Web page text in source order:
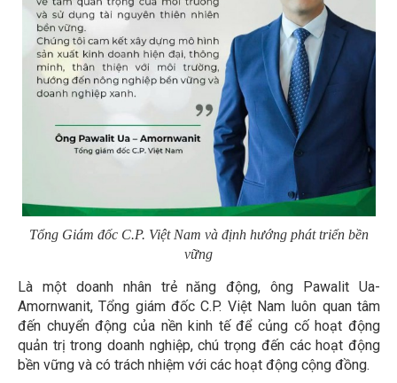
Tổng Giám đốc C.P. Việt Nam và định hướng phát triển bền
vững
Là một doanh nhân trẻ năng động, ông Pawalit Ua-
Amornwanit, Tổng giám đốc C.P. Việt Nam luôn quan tâm
đến chuyển động của nền kinh tế để củng cố hoạt động
quản trị trong doanh nghiệp, chú trọng đến các hoạt động
bền vững và có trách nhiệm với các hoạt động cộng đồng.